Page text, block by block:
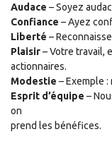
Audace – Soyez
Confiance – Ayez
Liberté –
Plaisir– Votre travail,
actionnaires.
Modestie – Exemple
Esprit d’équipe –
on
prend les bénéfices.